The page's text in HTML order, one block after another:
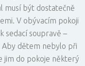
musí být dostatečně
V obývacím pokoji
sedací soupravě –
Aby dětem nebylo při
jim do pokoje některý